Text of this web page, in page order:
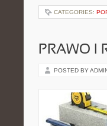
CATEGORIES:
PRAWO I
POSTED BY